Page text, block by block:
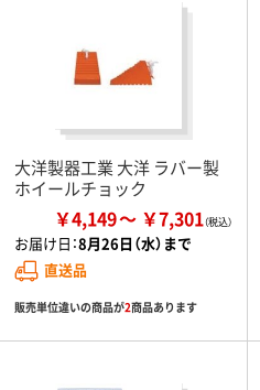
大洋製器工業 大洋 ラバー製
ホイールチョック
￥4,149 ￥7,301
お届け日：8月26日（水）まで
直送品
販売単位違いの商品が2商品あります